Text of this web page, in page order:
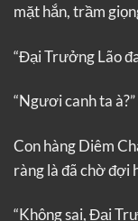
mặt hắn, trầm
“Đại Trưởng Lão
“Ngươi canh ta
Con hàng Diêm
ràng là đã chờ đợi
“Không sai, Đại